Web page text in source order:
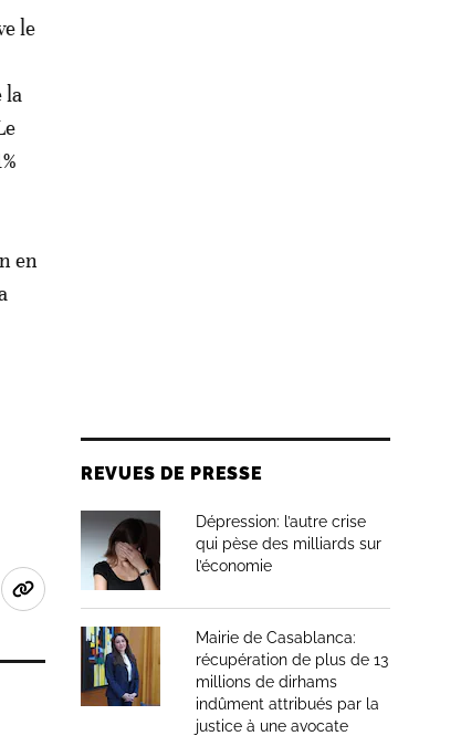
le
la
en
REVUES DE PRESSE
Dépression: l’autre crise
qui pèse des milliards sur
l’économie
Mairie de Casablanca:
récupération de plus de 13
millions de dirhams
indûment attribués par la
justice à une avocate